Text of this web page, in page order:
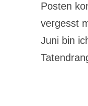
Posten
vergesst
Juni bin